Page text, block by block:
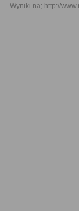
Wyniki na; http://